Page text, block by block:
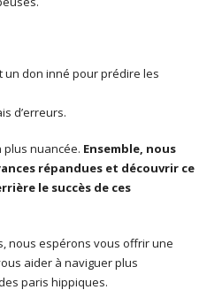
un don inné pour prédire les
d’erreurs.
plus nuancée. Ensemble, nous
répandues et découvrir ce
le succès de ces
nous espérons vous offrir une
aider à naviguer plus
paris hippiques.